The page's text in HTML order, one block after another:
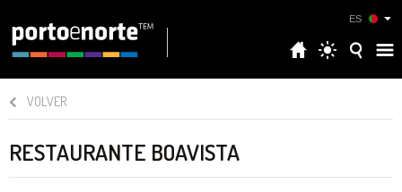
ES
VOLVER
RESTAURANTE BOAVISTA